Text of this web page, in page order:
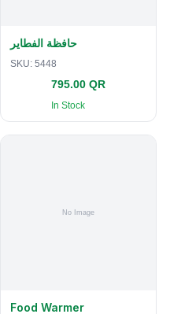
حافظة الفطاير
SKU: 5448
795.00 QR
In Stock
Food Warmer